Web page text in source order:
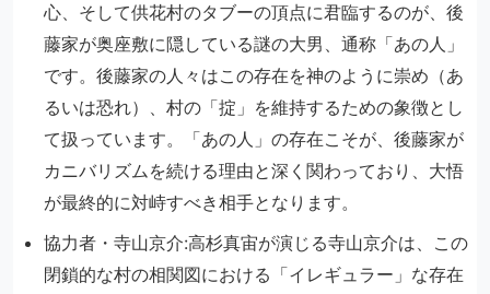
心、そして供花村のタブーの頂点に君臨するのが、後
藤家が奥座敷に隠している謎の大男、通称「あの人」
です。後藤家の人々はこの存在を神のように崇め（あ
るいは恐れ）、村の「掟」を維持するための象徴とし
て扱っています。「あの人」の存在こそが、後藤家が
カニバリズムを続ける理由と深く関わっており、大悟
が最終的に対峙すべき相手となります。
協力者・寺山京介:高杉真宙が演じる寺山京介は、この
閉鎖的な村の相関図における「イレギュラー」な存在